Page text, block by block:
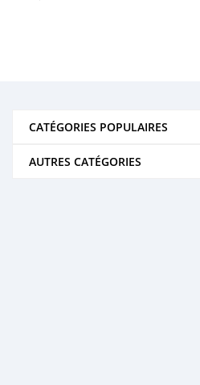
CATÉGORIES POPULAIRES
AUTRES CATÉGORIES